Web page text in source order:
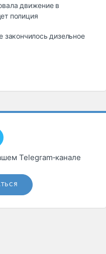
движение в
полиция
дизельное
Telegram‑канале